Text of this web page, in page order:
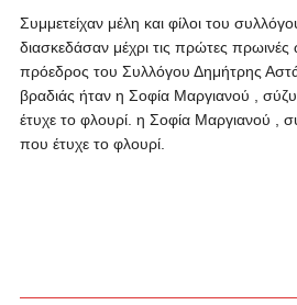
Συμμετείχαν μέλη και φίλοι του
διασκεδάσαν μέχρι τις πρώτες
πρόεδρος του Συλλόγου Δημήτρης
βραδιάς ήταν η Σοφία Μαργιανού ,
έτυχε το φλουρί. η Σοφία Μαργιανού ,
που έτυχε το φλουρί.